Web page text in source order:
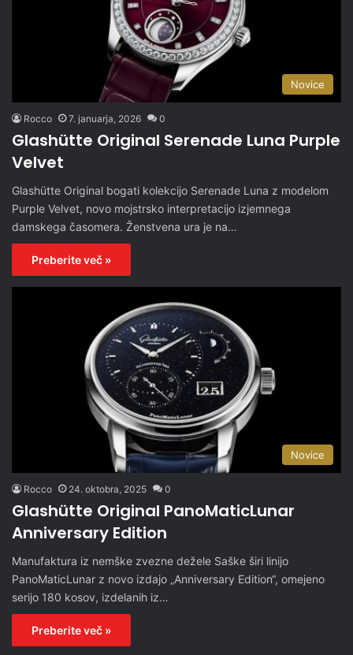
Novice
Rocco 7. januarja, 2026 0
Glashütte Original Serenade Luna Purple
Velvet
Glashütte Original bogati kolekcijo Serenade Luna z modelom
Purple Velvet, novo mojstrsko interpretacijo izjemnega
damskega časomera. Ženstvena ura je na…
Preberite več »
Novice
Rocco 24. oktobra, 2025 0
Glashütte Original PanoMaticLunar
Anniversary Edition
Manufaktura iz nemške zvezne dežele Saške širi linijo
PanoMaticLunar z novo izdajo „Anniversary Edition“, omejeno
serijo 180 kosov, izdelanih iz…
Preberite več »